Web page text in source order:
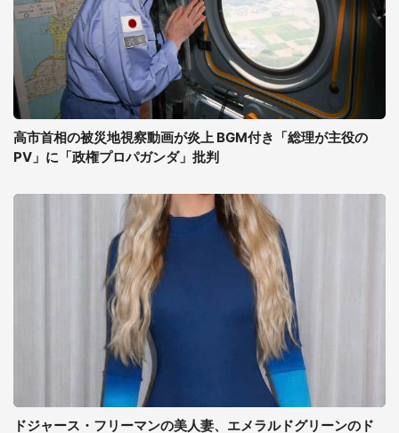
高市首相の被災地視察動画が炎上 BGM付き「総理が主役の
PV」に「政権プロパガンダ」批判
ドジャース・フリーマンの美人妻、エメラルドグリーンのド